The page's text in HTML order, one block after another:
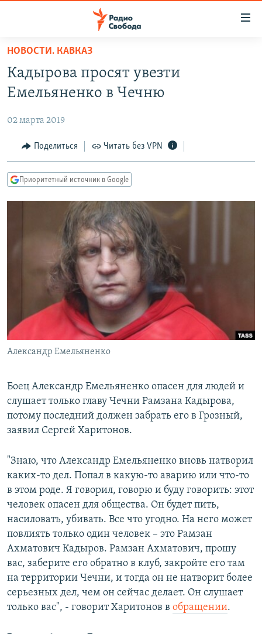
упрощенного
доступа
Вернуться
основному
Вернутся
главной
навигации
Вернутся
ПОДКАСТЫ
ЦИТАТЫ СВОБОДЫ
МНЕНИЯ
IDEL.РЕАЛИИ
КАВКАЗ.РЕАЛИИ
СЕВЕР.РЕАЛИИ
СИБИРЬ.РЕАЛИИ
РАСПИСАНИЕ ВЕЩАНИЯ
ПОДПИШИТЕСЬ НА РАССЫЛКУ
СОЦИАЛЬНЫЕ СЕТИ
Все сайты РСЕ/РС
НОВОСТИ. КАВКАЗ
Кадырова просят увезти
Емельяненко в Чечню
02 марта 2019
Поделиться Читать без VPN
Приоритетный источник в Google
Александр Емельяненко
Боец Александр Емельяненко опасен для людей и
слушает только главу Чечни Рамзана Кадырова,
потому последний должен забрать его в Грозный,
заявил Сергей Харитонов.
"Знаю, что Александр Емельяненко вновь натворил
каких-то дел. Попал в какую-то аварию или что-то
в этом роде. Я говорил, говорю и буду говорить: этот
человек опасен для общества. Он будет пить,
насиловать, убивать. Все что угодно. На него может
повлиять только один человек – это Рамзан
Ахматович Кадыров. Рамзан Ахматович, прошу
вас, заберите его обратно в клуб, закройте его там
на территории Чечни, и тогда он не натворит более
серьезных дел, чем он сейчас делает. Он слушает
только вас", - говорит Харитонов в обращении.